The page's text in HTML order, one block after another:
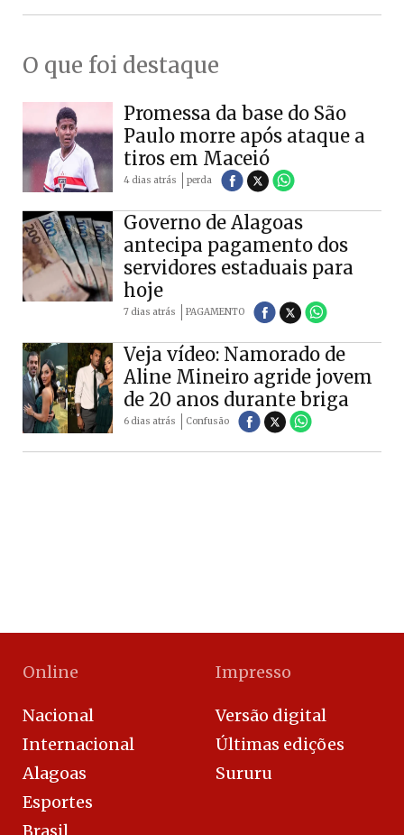
O que foi destaque
Promessa da base do São
Paulo morre após ataque a
tiros em Maceió
4 dias atrás perda
Governo de Alagoas
antecipa pagamento dos
servidores estaduais para
hoje
7 dias atrás PAGAMENTO
Veja vídeo: Namorado de
Aline Mineiro agride jovem
de 20 anos durante briga
6 dias atrás Confusão
Online
Nacional
Internacional
Alagoas
Esportes
Brasil
Impresso
Versão digital
Últimas edições
Sururu